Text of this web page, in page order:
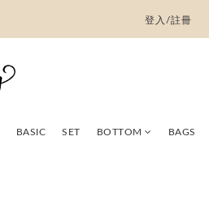
登入/註冊
BASIC SET BOTTOM BAGS